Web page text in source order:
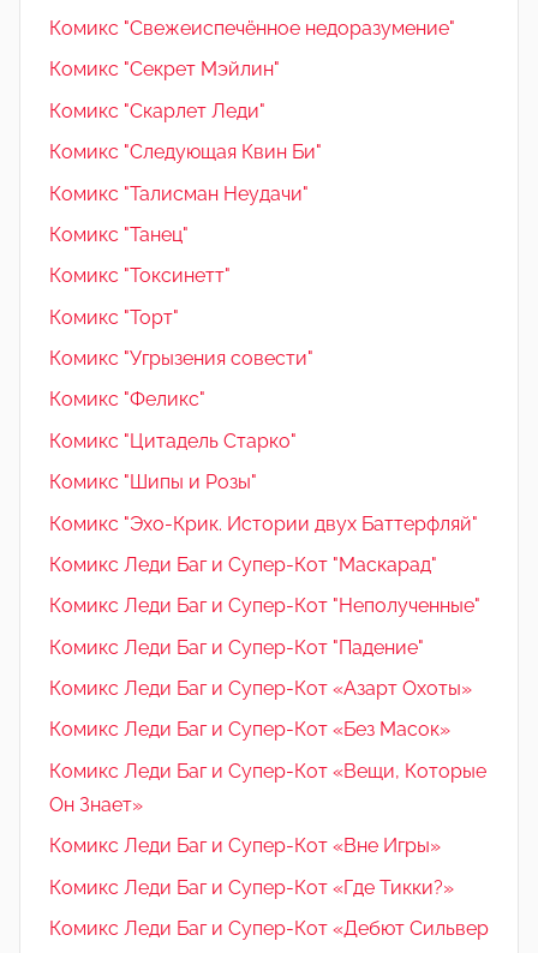
Комикс "Свежеиспечённое недоразумение"
Комикс "Секрет Мэйлин"
Комикс "Скарлет Леди"
Комикс "Следующая Квин Би"
Комикс "Талисман Неудачи"
Комикс "Танец"
Комикс "Токсинетт"
Комикс "Торт"
Комикс "Угрызения совести"
Комикс "Феликс"
Комикс "Цитадель Старко"
Комикс "Шипы и Розы"
Комикс "Эхо-Крик. Истории двух Баттерфляй"
Комикс Леди Баг и Супер-Кот "Маскарад"
Комикс Леди Баг и Супер-Кот "Неполученные"
Комикс Леди Баг и Супер-Кот "Падение"
Комикс Леди Баг и Супер-Кот «Азарт Охоты»
Комикс Леди Баг и Супер-Кот «Без Масок»
Комикс Леди Баг и Супер-Кот «Вещи, Которые
Он Знает»
Комикс Леди Баг и Супер-Кот «Вне Игры»
Комикс Леди Баг и Супер-Кот «Где Тикки?»
Комикс Леди Баг и Супер-Кот «Дебют Сильвер